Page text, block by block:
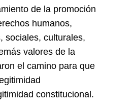
de la promoción
humanos,
sociales, culturales,
valores de la
el camino para que
constitucional.